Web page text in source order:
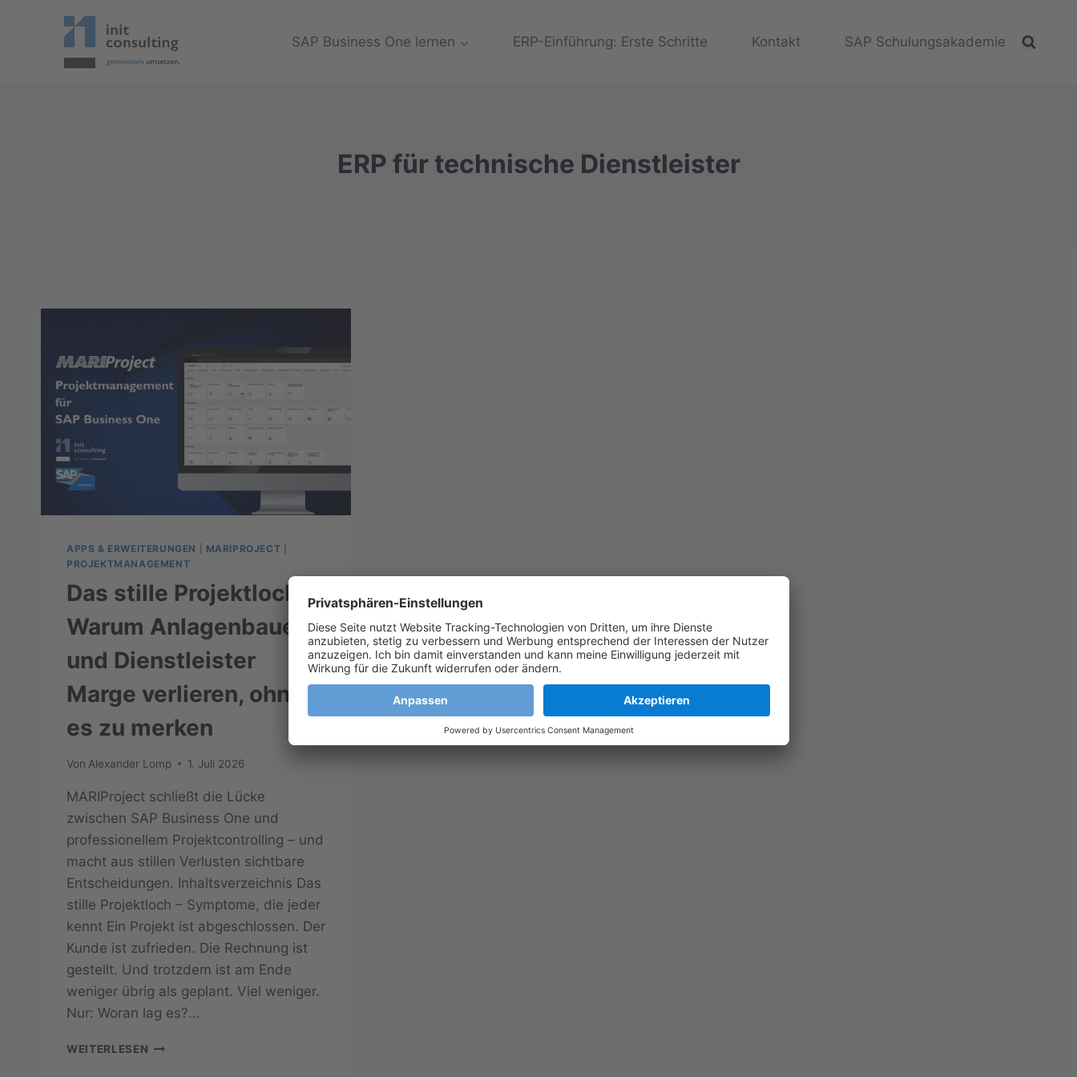
SAP Business One lernen ERP-Einführung: Erste Schritte Kontakt SAP Schulungsakademie
ERP für technische Dienstleister
APPS & ERWEITERUNGEN MARIPROJECT
PROJEKTMANAGEMENT
Das stille Projektloch:
Warum Anlagenbauer
und Dienstleister
Marge verlieren, ohne
es zu merken
Von Alexander Lomp 1. Juli 2026
MARIProject schließt die Lücke
zwischen SAP Business One und
professionellem Projektcontrolling – und
macht aus stillen Verlusten sichtbare
Entscheidungen. Inhaltsverzeichnis Das
stille Projektloch – Symptome, die jeder
kennt Ein Projekt ist abgeschlossen. Der
Kunde ist zufrieden. Die Rechnung ist
gestellt. Und trotzdem ist am Ende
weniger übrig als geplant. Viel weniger.
Nur: Woran lag es?…
WEITERLESEN DAS